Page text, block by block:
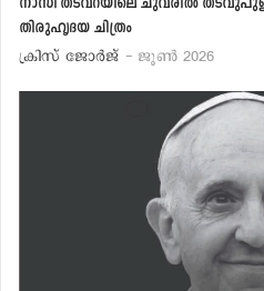
നാസി തടവറയിലെ ചുവരില്‍
തിരുഹൃദയ ചിത്രം
ക്രിസ് ജോര്‍ജ് - ജൂണ്‍ 2026